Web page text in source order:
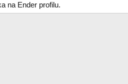
na Ender profilu.